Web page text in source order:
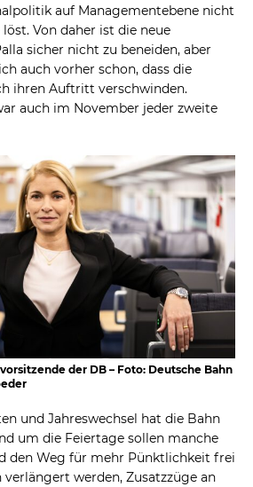
auf Managementebene nicht
Von daher ist die neue
sicher nicht zu beneiden, aber
auch vorher schon, dass die
ihren Auftritt verschwinden.
auch im November jeder zweite
der DB – Foto: Deutsche Bahn
und Jahreswechsel hat die Bahn
um die Feiertage sollen manche
den Weg für mehr Pünktlichkeit frei
verlängert werden, Zusatzzüge an